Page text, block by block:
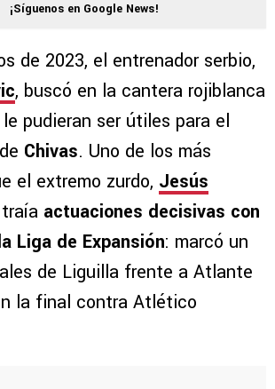
¡Síguenos en Google News!
de 2023, el entrenador serbio,
, buscó en la cantera rojiblanca
pudieran ser útiles para el
Chivas. Uno de los más
el extremo zurdo, Jesús
actuaciones decisivas con
Liga de Expansión: marcó un
de Liguilla frente a Atlante
la final contra Atlético